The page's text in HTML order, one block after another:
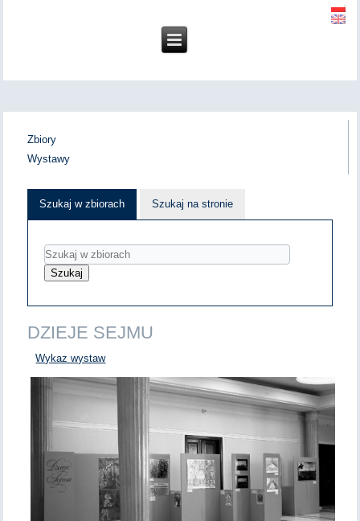
Zbiory
Wystawy
Szukaj w zbiorach Szukaj na stronie
DZIEJE SEJMU
Wykaz wystaw